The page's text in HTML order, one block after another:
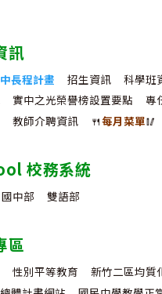
訊
長程計畫 招生資訊 科學班
實中之光榮譽榜設置要點
專
教師介聘資訊 🍴每月菜單🥢
校務系統
國中部 雙語部
區
性別平等教育 新竹二區均質